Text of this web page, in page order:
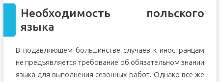
Необходимость польского
языка
В подавляющем большинстве случаев к иностранцам
не предъявляется требование об обязательном знании
языка для выполнения сезонных работ. Однако все же